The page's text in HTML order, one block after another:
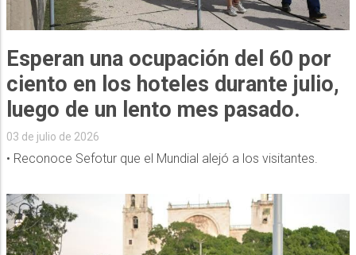
Esperan una ocupación del 60 por
ciento en los hoteles durante julio,
luego de un lento mes pasado.
03 de julio de 2026
• Reconoce Sefotur que el Mundial alejó a los visitantes.